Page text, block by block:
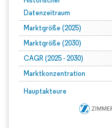
Datenzeitraum
Marktgröße (2025)
Marktgröße (2030)
CAGR (2025 - 2030)
Marktkonzentration
Hauptakteure